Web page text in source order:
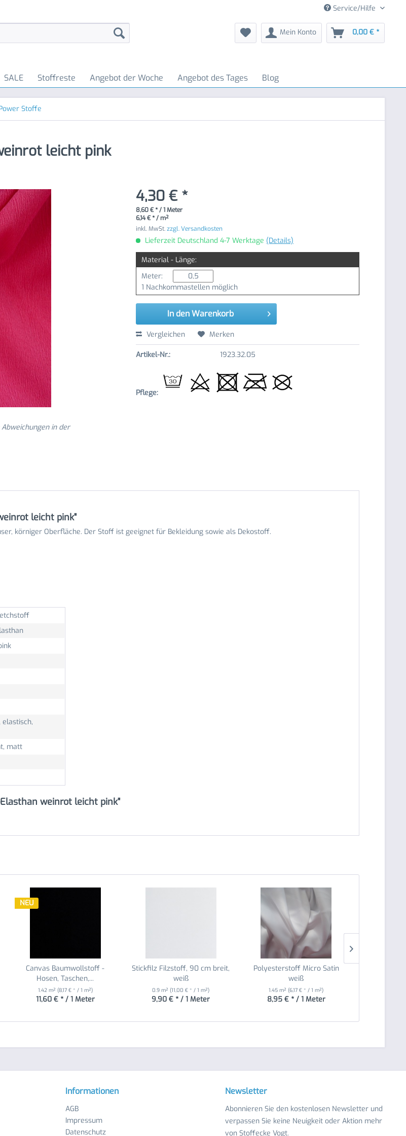
Service/Hilfe
Mein Konto 0,00 € *
SALE Stoffreste Angebot der Woche Angebot des Tages Blog
Stoffe
leicht pink
in der
4,30 € *
8,60 € * / 1 Meter
6,14 € * / m²
inkl. MwSt.zzgl. Versandkosten
Lieferzeit Deutschland 4-7 Werktage (Details)
Material - Länge:
Meter:
1 Nachkommastellen möglich
In den Warenkorb
Vergleichen Merken
Artikel-Nr.: 1923.32.05
Pflege:
leicht pink"
körniger Oberfläche. Der Stoff ist geeignet für Bekleidung sowie als Dekostoff.
elastisch,
matt
weinrot leicht pink"
NEU
Canvas Baumwollstoff -
Hosen, Taschen,...
1.42 m² (8,17 € * / 1 m²)
11,60 € * / 1 Meter
Stickfilz Filzstoff, 90 cm breit,
weiß
0.9 m²(11,00 € * / 1 m²)
9,90 € * / 1 Meter
Polyesterstoff Micro Satin
weiß
1.45 m²(6,17 € * / 1 m²)
8,95 € * / 1 Meter
Informationen
AGB
Impressum
Datenschutz
Newsletter
Abonnieren Sie den kostenlosen Newsletter und
verpassen Sie keine Neuigkeit oder Aktion mehr
von Stoffecke Vogt.